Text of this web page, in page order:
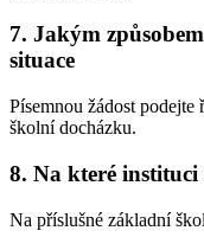
7. Jakým
situace
Písemnou žádost
školní docházku.
8. Na které
Na příslušné základní